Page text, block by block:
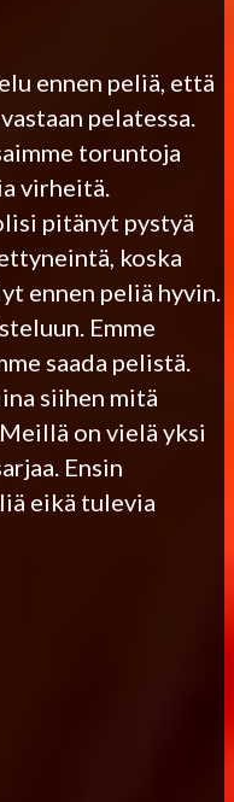
ennen peliä, että
pelatessa.
toruntoja
virheitä.
pitänyt pystyä
koska
ennen peliä hyvin.
Emme
saada pelistä.
siihen mitä
on vielä yksi
Ensin
eikä tulevia